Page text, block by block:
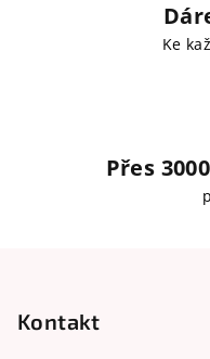
Ke
Přes
Kontakt